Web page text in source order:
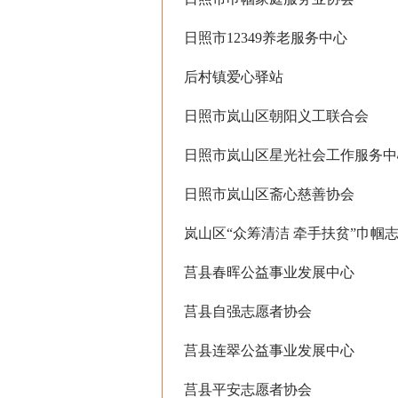
日照市12349养老服务中心
后村镇爱心驿站
日照市岚山区朝阳义工联合会
日照市岚山区星光社会工作服务
日照市岚山区斋心慈善协会
岚山区“众筹清洁 牵手扶贫”巾帼
莒县春晖公益事业发展中心
莒县自强志愿者协会
莒县连翠公益事业发展中心
莒县平安志愿者协会